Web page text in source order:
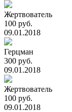
Жертвователь
100 руб.
09.01.2018
Герцман
300 руб.
09.01.2018
Жертвователь
100 руб.
09.01.2018